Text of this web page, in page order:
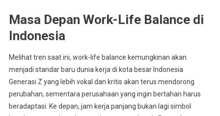
Masa Depan Work-Life Balance di
Indonesia
Melihat tren saat ini, work-life balance kemungkinan akan
menjadi standar baru dunia kerja di kota besar Indonesia.
Generasi Z yang lebih vokal dan kritis akan terus mendorong
perubahan, sementara perusahaan yang ingin bertahan harus
beradaptasi. Ke depan, jam kerja panjang bukan lagi simbol